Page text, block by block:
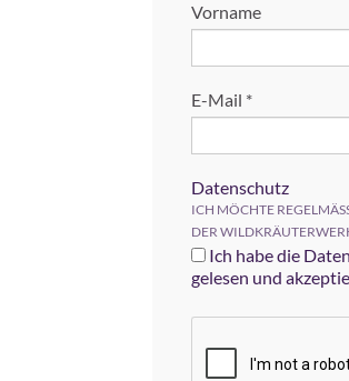
Vorname
E-Mail *
Datenschutz
ICH MÖCHTE
DER
Ich habe die
gelesen und